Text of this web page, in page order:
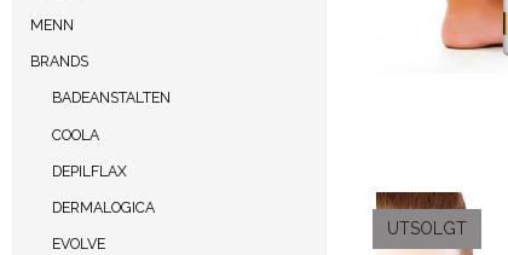
MENN
BRANDS
BADEANSTALTEN
COOLA
DEPILFLAX
DERMALOGICA
EVOLVE
UTSOLGT